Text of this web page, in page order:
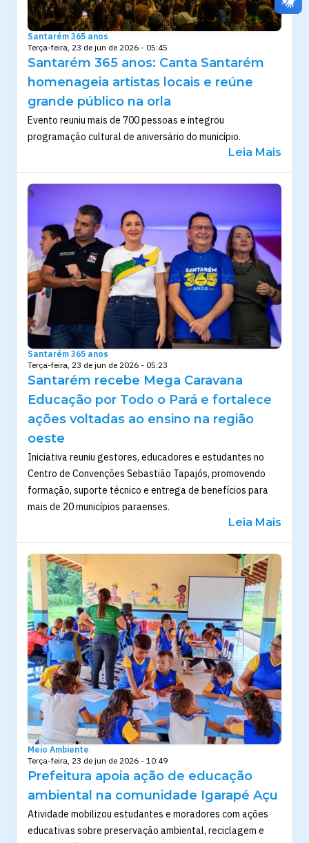
Santarém 365 anos
Terça-feira, 23 de jun de 2026 - 05:45
Santarém 365 anos: Canta Santarém
homenageia artistas locais e reúne
grande público na orla
Evento reuniu mais de 700 pessoas e integrou
programação cultural de aniversário do município.
Leia Mais
Santarém 365 anos
Terça-feira, 23 de jun de 2026 - 05:23
Santarém recebe Mega Caravana
Educação por Todo o Pará e fortalece
ações voltadas ao ensino na região
oeste
Iniciativa reuniu gestores, educadores e estudantes no
Centro de Convenções Sebastião Tapajós, promovendo
formação, suporte técnico e entrega de benefícios para
mais de 20 municípios paraenses.
Leia Mais
Meio Ambiente
Terça-feira, 23 de jun de 2026 - 10:49
Prefeitura apoia ação de educação
ambiental na comunidade Igarapé Açu
Atividade mobilizou estudantes e moradores com ações
educativas sobre preservação ambiental, reciclagem e